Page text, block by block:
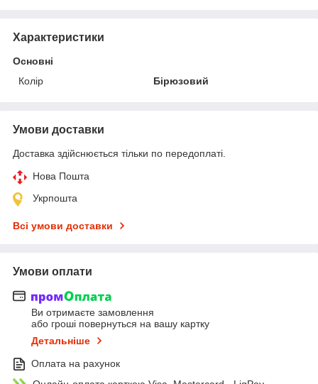
Характеристики
Основні
Колір
Бірюзовий
Умови доставки
Доставка здійснюється тільки по передоплаті.
Нова Пошта
Укрпошта
Всі умови доставки
Умови оплати
Ви отримаєте замовлення
або гроші повернуться на вашу картку
Детальніше
Оплата на рахунок